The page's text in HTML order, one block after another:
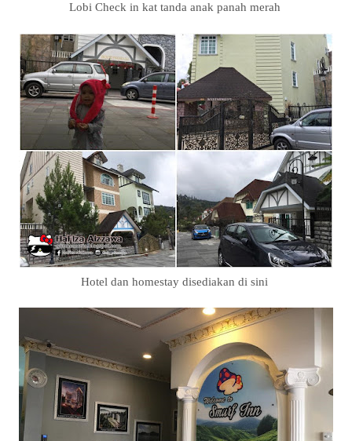
Lobi Check in kat tanda anak panah merah
Hotel dan homestay disediakan di sini